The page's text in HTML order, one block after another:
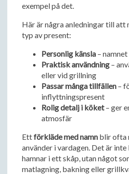
exempel på det.
Här är några anledningar till att
typ av present:
Personlig känsla –
Praktisk användning –
eller vid grillning
Passar många tillfällen –
inflyttningspresent
Rolig detalj i köket– ger
atmosfär
Ettförkläde med namn blir ofta
använder i vardagen. Det är
hamnar i ett skåp, utan något
matlagning, bakning eller